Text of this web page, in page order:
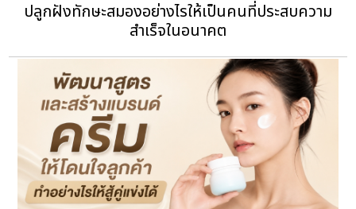
ปลูกฝังทักษะสมองอย่างไรให้เป็นคนที่ประสบความ
สำเร็จในอนาคต